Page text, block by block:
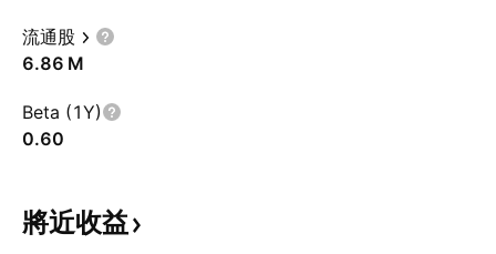
流通股
‪6.86 M‬
Beta (1Y)
0.60
將近收益